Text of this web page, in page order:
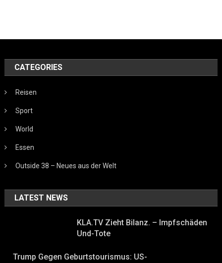
CATEGORIES
Reisen
Sport
World
Essen
Outside 38 – Neues aus der Welt
LATEST NEWS
KLA.TV Zieht Bilanz. – Impfschäden
Und-Tote
Trump Gegen Geburtstourismus: US-